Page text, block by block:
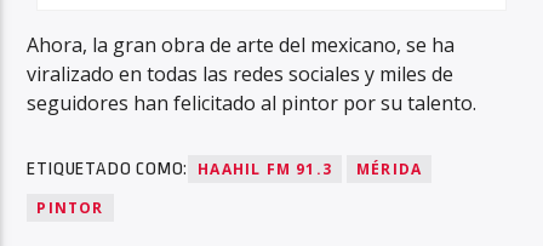
Ahora, la gran obra de arte del mexicano, se ha
viralizado en todas las redes sociales y miles de
seguidores han felicitado al pintor por su talento.
ETIQUETADO COMO: HAAHIL FM 91.3
MÉRIDA
PINTOR